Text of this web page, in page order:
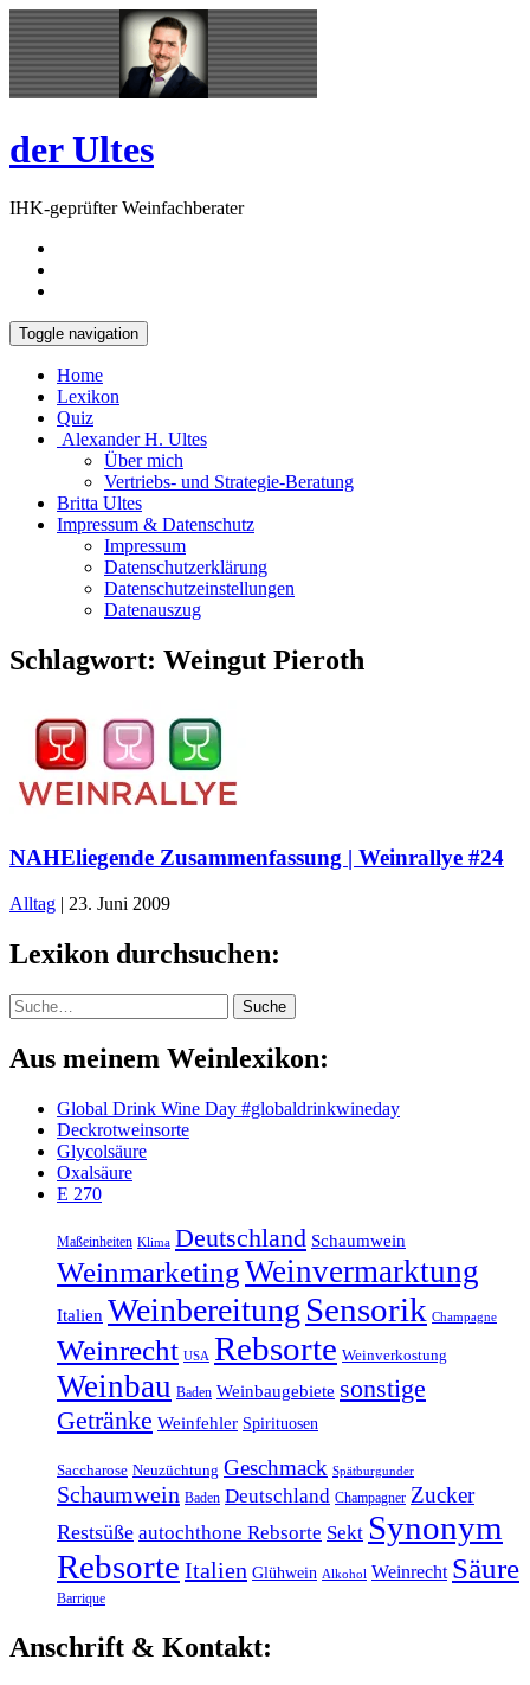
Skip
to
content
Open
Sidebar
der Ultes
IHK-geprüfter Weinfachberater
Toggle navigation
Home
Lexikon
Quiz
Alexander H. Ultes
Über mich
Vertriebs- und Strategie-Beratung
Britta Ultes
Impressum & Datenschutz
Impressum
Datenschutzerklärung
Datenschutzeinstellungen
Datenauszug
Schlagwort: Weingut Pieroth
NAHEliegende Zusammenfassung | Weinrallye #24
Alltag | 23. Juni 2009
Lexikon durchsuchen:
Suche Suche
Aus meinem Weinlexikon:
Global Drink Wine Day #globaldrinkwineday
Deckrotweinsorte
Glycolsäure
Oxalsäure
E 270
Maßeinheiten Klima Deutschland Schaumwein
WeinmarketingWeinvermarktung
Italien Weinbereitung Sensorik Champagne
Weinrecht USA Rebsorte Weinverkostung
Weinbau Baden Weinbaugebiete sonstige
Getränke Weinfehler Spirituosen
Saccharose Neuzüchtung Geschmack Spätburgunder
Schaumwein Baden Deutschland Champagner Zucker
Restsüße autochthone Rebsorte Sekt Synonym
Rebsorte Italien Glühwein Alkohol Weinrecht Säure
Barrique
Anschrift & Kontakt: